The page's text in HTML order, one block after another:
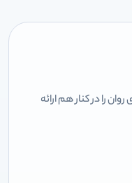
را در کنار هم ارائه